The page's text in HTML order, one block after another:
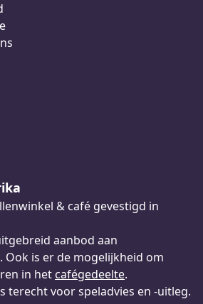
& café gevestigd in
aanbod aan
Ook is er de mogelijkheid om
in het cafégedeelte.
terecht voor speladvies en -uitleg.